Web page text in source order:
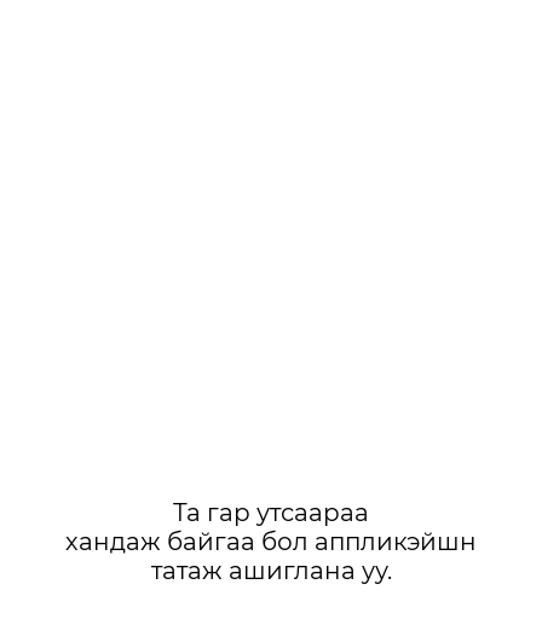
Та гар утсаараа
хандаж байгаа бол аппликэйшн
татаж ашиглана уу.